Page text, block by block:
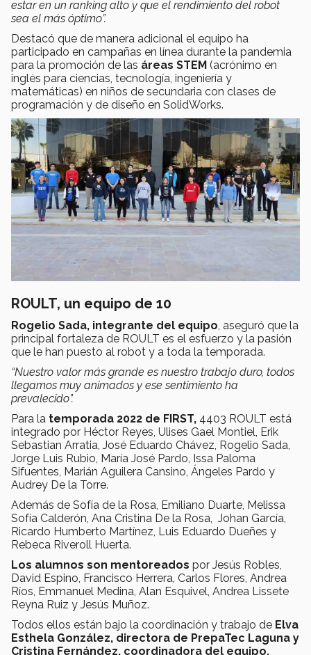
estar en un ranking alto y que el rendimiento del robot
sea el más óptimo”.
Destacó que de manera adicional el equipo ha
participado en campañas en línea durante la pandemia
para la promoción de las áreas STEM (acrónimo en
inglés para ciencias, tecnología, ingeniería y
matemáticas) en niños de secundaria con clases de
programación y de diseño en SolidWorks.
ROULT, un equipo de 10
Rogelio Sada, integrante del equipo, aseguró que la
principal fortaleza de ROULT es el esfuerzo y la pasión
que le han puesto al robot y a toda la temporada.
“Nuestro valor más grande es nuestro trabajo duro, todos
llegamos muy animados y ese sentimiento ha
prevalecido”.
Para la temporada 2022 de FIRST, 4403 ROULT está
integrado por Héctor Reyes, Ulises Gael Montiel, Erik
Sebastian Arratia, José Eduardo Chávez, Rogelio Sada,
Jorge Luis Rubio, María José Pardo, Issa Paloma
Sifuentes, Marián Aguilera Cansino, Ángeles Pardo y
Audrey De la Torre.
Además de Sofía de la Rosa, Emiliano Duarte, Melissa
Sofía Calderón, Ana Cristina De la Rosa, Johan García,
Ricardo Humberto Martínez, Luis Eduardo Dueñes y
Rebeca Riveroll Huerta.
Los alumnos son mentoreados por Jesús Robles,
David Espino, Francisco Herrera, Carlos Flores, Andrea
Ríos, Emmanuel Medina, Alan Esquivel, Andrea Lissete
Reyna Ruiz y Jesús Muñoz.
Todos ellos están bajo la coordinación y trabajo de Elva
Esthela González, directora de PrepaTec Laguna y
Cristina Fernández, coordinadora del equipo.